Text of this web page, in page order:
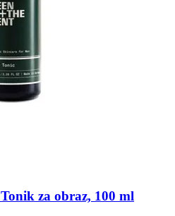
Tonik za obraz, 100 ml